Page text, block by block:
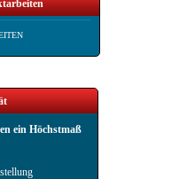
ein Höchstmaß